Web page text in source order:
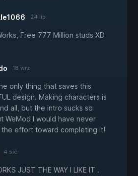
24 lip
Free 777 Million studs XD
18 wrz
only thing that saves this
design. Making characters is
all, but the intro sucks so
WeMod I would have never
effort toward completing it!
4 sie
JUST THE WAY I LIKE IT .